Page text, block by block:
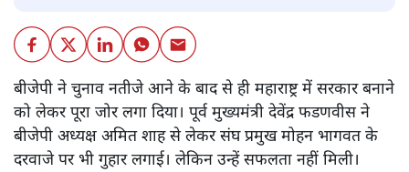
बीजेपी ने चुनाव नतीजे आने के बाद से ही महाराष्ट्र में सरकार बनाने
को लेकर पूरा जोर लगा दिया। पूर्व मुख्यमंत्री देवेंद्र फडणवीस ने
बीजेपी अध्यक्ष अमित शाह से लेकर संघ प्रमुख मोहन भागवत के
दरवाजे पर भी गुहार लगाई। लेकिन उन्हें सफलता नहीं मिली।